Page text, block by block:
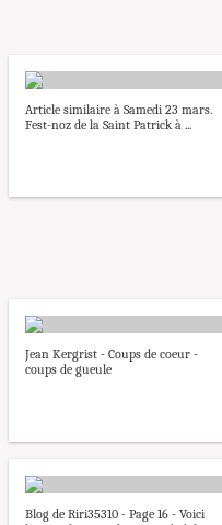
Article similaire à Samedi 23 mars.
Fest-noz de la Saint Patrick à ...
Jean Kergrist - Coups de coeur -
coups de gueule
Blog de Riri35310 - Page 16 - Voici